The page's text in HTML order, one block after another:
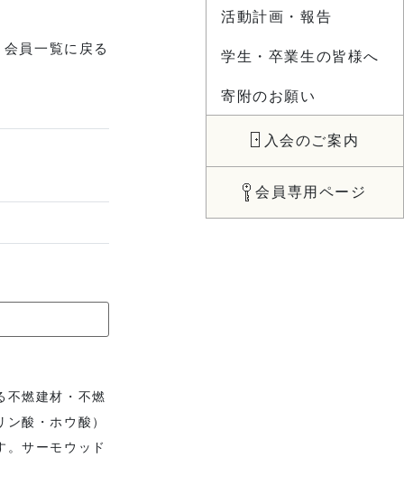
活動計画・報告
学生・卒業生の皆様へ
寄附のお願い
入会のご案内
会員専用ページ
会員一覧に戻る
不燃建材・不燃
酸・ホウ酸）
。サーモウッド